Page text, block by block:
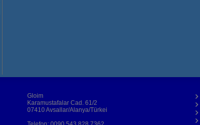
Gloim
Karamustafalar Cad. 61/2
07410 Avsallar/Alanya/Türkei